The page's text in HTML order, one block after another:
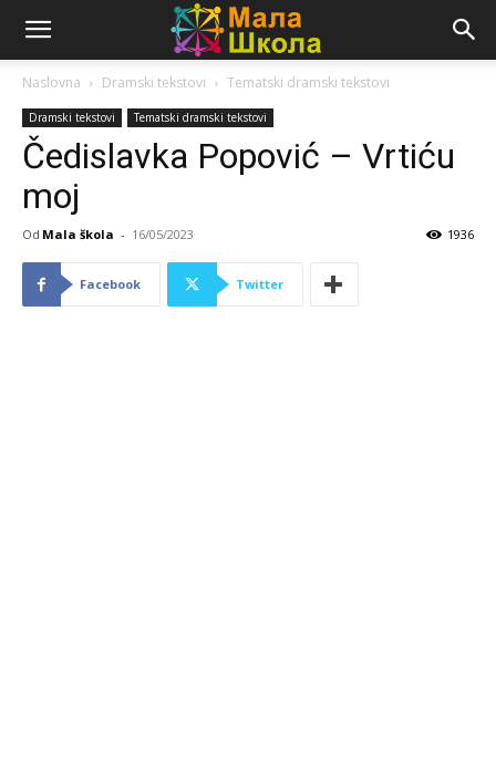
Naslovna Dramski tekstovi Tematski dramski tekstovi
Dramski tekstovi Tematski dramski tekstovi
Čedislavka Popović – Vrtiću
moj
Od Mala škola - 16/05/2023 1936
Facebook Twitter